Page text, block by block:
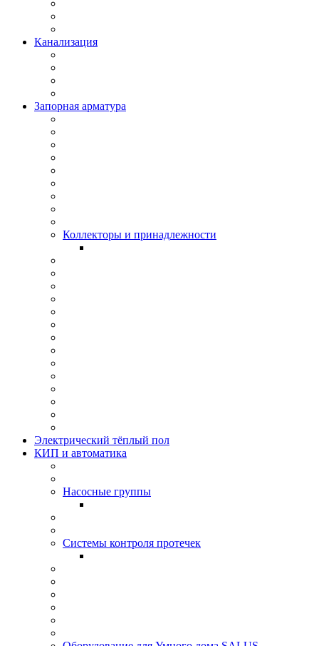
Канализация
Запорная арматура
Коллекторы и принадлежности
Электрический тёплый пол
КИП и автоматика
Насосные группы
Системы контроля протeчек